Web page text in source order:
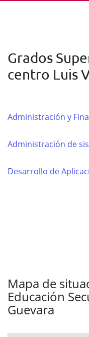
Grados
centro Luis
Administración y
Administración de
Desarrollo de
Mapa de
Educación
Guevara